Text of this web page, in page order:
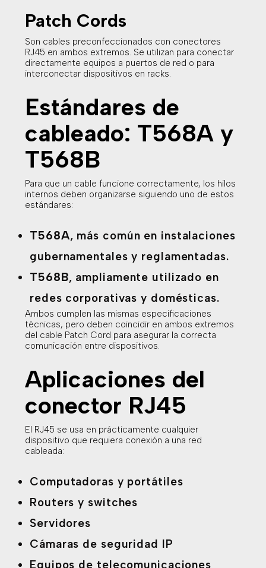
Patch Cords
Son cables preconfeccionados con conectores
RJ45 en ambos extremos. Se utilizan para conectar
directamente equipos a puertos de red o para
interconectar dispositivos en racks.
Estándares de
cableado: T568A y
T568B
Para que un cable funcione correctamente, los hilos
internos deben organizarse siguiendo uno de estos
estándares:
T568A, más común en instalaciones
gubernamentales y reglamentadas.
T568B, ampliamente utilizado en
redes corporativas y domésticas.
Ambos cumplen las mismas especificaciones
técnicas, pero deben coincidir en ambos extremos
del cable Patch Cord para asegurar la correcta
comunicación entre dispositivos.
Aplicaciones del
conector RJ45
El RJ45 se usa en prácticamente cualquier
dispositivo que requiera conexión a una red
cableada:
Computadoras y portátiles
Routers y switches
Servidores
Cámaras de seguridad IP
Equipos de telecomunicaciones